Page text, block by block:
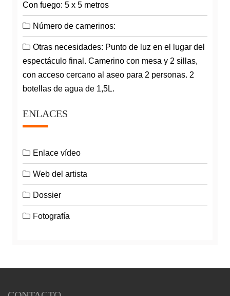
Con fuego: 5 x 5 metros
Número de camerinos:
Otras necesidades: Punto de luz en el lugar del
espectáculo final. Camerino con mesa y 2 sillas,
con acceso cercano al aseo para 2 personas. 2
botellas de agua de 1,5L.
ENLACES
Enlace vídeo
Web del artista
Dossier
Fotografía